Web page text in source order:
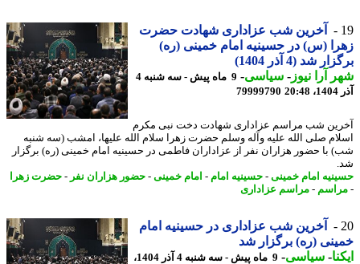
آخرین شب عزاداری شهادت حضرت
(س) در حسینیه امام خمینی (ره)
شد (4 آذر 1404)
آرا نیوز-سیاسی-
9 ماه پیش - سه شنبه 4
79999790
شب مراسم عزاداری شهادت دخت نبی مکرم
صلی الله علیه وآله وسلم حضرت زهرا سلام الله علیها، امشب (سه شنبه
با حضور هزاران نفر از عزاداران فاطمی در حسینیه امام خمینی (ره) برگزار
امام خمینی-حسینیه امام -امام خمینی-حضور هزاران نفر-حضرت زهرا
-مراسم عزاداری
آخرین شب عزاداری در حسینیه امام
(ره) برگزار شد
-سیاسی-
9 ماه پیش - سه شنبه 4 آذر 1404،